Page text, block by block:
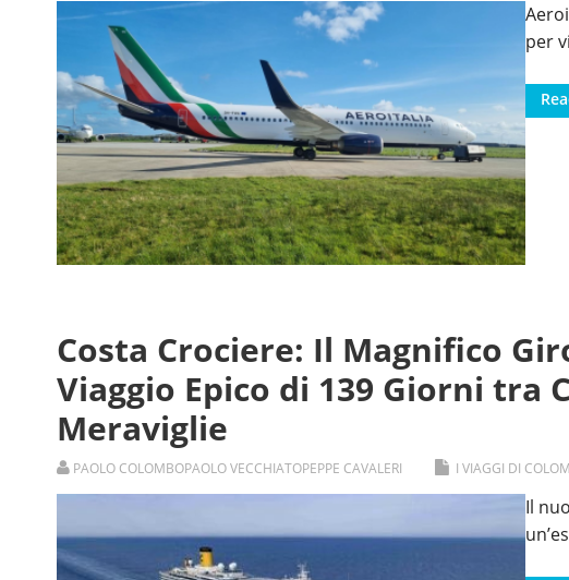
per
Costa Crociere: Il Magnifico
Viaggio Epico di 139 Giorni tra
Meraviglie
PAOLO COLOMBOPAOLO VECCHIATOPEPPE CAVALERI I VIAGGI DI
Il